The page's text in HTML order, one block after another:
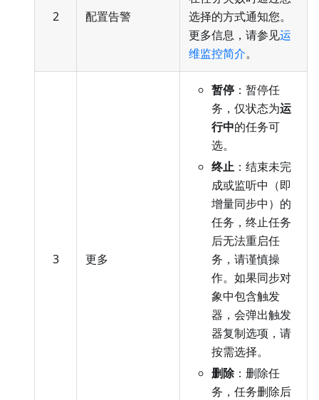
2 配置告警
选择的方式通知您。
更多信息，请参见运
维监控简介。
3 更多
暂停 ：暂停任
务，仅状态为运
行中的任务可
选。
终止 ：结束未完
成或监听中（即
增量同步中）的
任务，终止任务
后无法重启任
务，请谨慎操
作。如果同步对
象中包含触发
器，会弹出触发
器复制选项，请
按需选择。
删除：删除任
务，任务删除后